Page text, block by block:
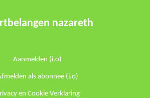
nazareth
Aanmelden (i.o)
als abonnee (i.o)
en Cookie Verklaring